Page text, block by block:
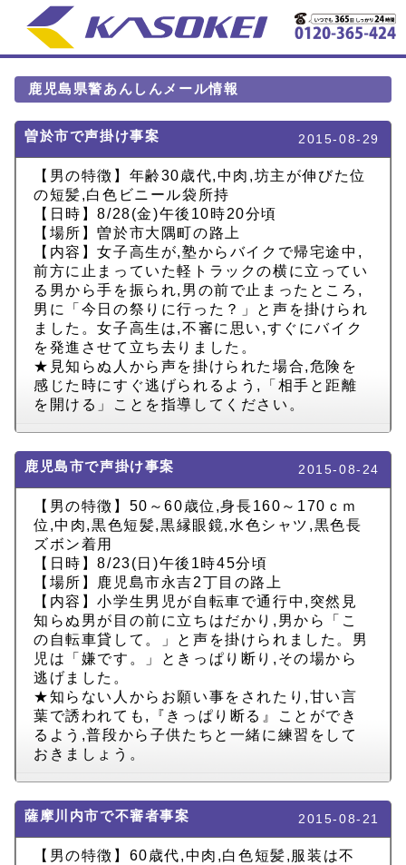
鹿児島県警あんしんメール情報
曽於市で声掛け事案 2015-08-29
【男の特徴】年齢30歳代,中肉,坊主が伸びた位
の短髪,白色ビニール袋所持
【日時】8/28(金)午後10時20分頃
【場所】曽於市大隅町の路上
【内容】女子高生が,塾からバイクで帰宅途中,
前方に止まっていた軽トラックの横に立ってい
る男から手を振られ,男の前で止まったところ,
男に「今日の祭りに行った？」と声を掛けられ
ました。女子高生は,不審に思い,すぐにバイク
を発進させて立ち去りました。
★見知らぬ人から声を掛けられた場合,危険を
感じた時にすぐ逃げられるよう,「相手と距離
を開ける」ことを指導してください。
鹿児島市で声掛け事案 2015-08-24
【男の特徴】50～60歳位,身長160～170ｃｍ
位,中肉,黒色短髪,黒縁眼鏡,水色シャツ,黒色長
ズボン着用
【日時】8/23(日)午後1時45分頃
【場所】鹿児島市永吉2丁目の路上
【内容】小学生男児が自転車で通行中,突然見
知らぬ男が目の前に立ちはだかり,男から「こ
の自転車貸して。」と声を掛けられました。男
児は「嫌です。」ときっぱり断り,その場から
逃げました。
★知らない人からお願い事をされたり,甘い言
葉で誘われても,『きっぱり断る』ことができ
るよう,普段から子供たちと一緒に練習をして
おきましょう。
薩摩川内市で不審者事案 2015-08-21
【男の特徴】60歳代,中肉,白色短髪,服装は不